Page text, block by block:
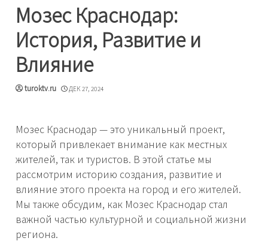
Мозес Краснодар:
История, Развитие и
Влияние
turoktv.ru ДЕК 27, 2024
Мозес Краснодар — это уникальный проект,
который привлекает внимание как местных
жителей, так и туристов. В этой статье мы
рассмотрим историю создания, развитие и
влияние этого проекта на город и его жителей.
Мы также обсудим, как Мозес Краснодар стал
важной частью культурной и социальной жизни
региона.